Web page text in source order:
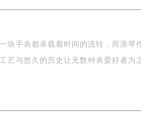
块手表都承载着时间的流转，而浪琴
艺与悠久的历史让无数钟表爱好者为